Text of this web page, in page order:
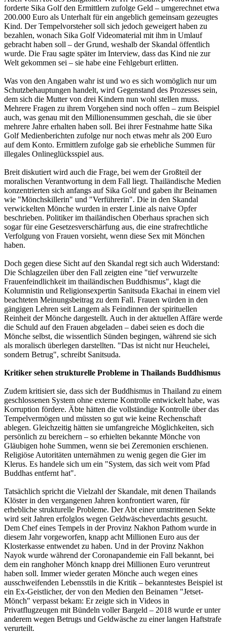
forderte Sika Golf den Ermittlern zufolge Geld – umgerechnet etwa
200.000 Euro als Unterhalt für ein angeblich gemeinsam gezeugtes
Kind. Der Tempelvorsteher soll sich jedoch geweigert haben zu
bezahlen, wonach Sika Golf Videomaterial mit ihm in Umlauf
gebracht haben soll – der Grund, weshalb der Skandal öffentlich
wurde. Die Frau sagte später im Interview, dass das Kind nie zur
Welt gekommen sei – sie habe eine Fehlgeburt erlitten.
Was von den Angaben wahr ist und wo es sich womöglich nur um
Schutzbehauptungen handelt, wird Gegenstand des Prozesses sein,
dem sich die Mutter von drei Kindern nun wohl stellen muss.
Mehrere Fragen zu ihrem Vorgehen sind noch offen – zum Beispiel
auch, was genau mit den Millionensummen geschah, die sie über
mehrere Jahre erhalten haben soll. Bei ihrer Festnahme hatte Sika
Golf Medienberichten zufolge nur noch etwas mehr als 200 Euro
auf dem Konto. Ermittlern zufolge gab sie erhebliche Summen für
illegales Onlineglücksspiel aus.
Breit diskutiert wird auch die Frage, bei wem der Großteil der
moralischen Verantwortung in dem Fall liegt. Thailändische Medien
konzentrierten sich anfangs auf Sika Golf und gaben ihr Beinamen
wie "Mönchskillerin" und "Verführerin". Die in den Skandal
verwickelten Mönche wurden in erster Linie als naive Opfer
beschrieben. Politiker im thailändischen Oberhaus sprachen sich
sogar für eine Gesetzesverschärfung aus, die eine strafrechtliche
Verfolgung von Frauen vorsieht, wenn diese Sex mit Mönchen
haben.
Doch gegen diese Sicht auf den Skandal regt sich auch Widerstand:
Die Schlagzeilen über den Fall zeigten eine "tief verwurzelte
Frauenfeindlichkeit im thailändischen Buddhismus", klagt die
Kolumnistin und Religionsexpertin Sanitsuda Ekachai in einem viel
beachteten Meinungsbeitrag zu dem Fall. Frauen würden in den
gängigen Lehren seit Langem als Feindinnen der spirituellen
Reinheit der Mönche dargestellt. Auch in der aktuellen Affäre werde
die Schuld auf den Frauen abgeladen – dabei seien es doch die
Mönche selbst, die wissentlich Sünden begingen, während sie sich
als moralisch überlegen darstellten. "Das ist nicht nur Heuchelei,
sondern Betrug", schreibt Sanitsuda.
Kritiker sehen strukturelle Probleme in Thailands Buddhismus
Zudem kritisiert sie, dass sich der Buddhismus in Thailand zu einem
geschlossenen System ohne externe Kontrolle entwickelt habe, was
Korruption fördere. Äbte hätten die vollständige Kontrolle über das
Tempelvermögen und müssten so gut wie keine Rechenschaft
ablegen. Gleichzeitig hätten sie umfangreiche Möglichkeiten, sich
persönlich zu bereichern – so erhielten bekannte Mönche von
Gläubigen hohe Summen, wenn sie bei Zeremonien erschienen.
Religiöse Autoritäten unternähmen zu wenig gegen die Gier im
Klerus. Es handele sich um ein "System, das sich weit vom Pfad
Buddhas entfernt hat".
Tatsächlich spricht die Vielzahl der Skandale, mit denen Thailands
Klöster in den vergangenen Jahren konfrontiert waren, für
erhebliche strukturelle Probleme. Der Abt einer umstrittenen Sekte
wird seit Jahren erfolglos wegen Geldwäscheverdachts gesucht.
Dem Chef eines Tempels in der Provinz Nakhon Pathom wurde in
diesem Jahr vorgeworfen, knapp acht Millionen Euro aus der
Klosterkasse entwendet zu haben. Und in der Provinz Nakhon
Nayok wurde während der Coronapandemie ein Fall bekannt, bei
dem ein ranghoher Mönch knapp drei Millionen Euro veruntreut
haben soll. Immer wieder geraten Mönche auch wegen eines
ausschweifenden Lebensstils in die Kritik – bekanntestes Beispiel ist
ein Ex-Geistlicher, der von den Medien den Beinamen "Jetset-
Mönch" verpasst bekam: Er zeigte sich in Videos in
Privatflugzeugen mit Bündeln voller Bargeld – 2018 wurde er unter
anderem wegen Betrugs und Geldwäsche zu einer langen Haftstrafe
verurteilt.